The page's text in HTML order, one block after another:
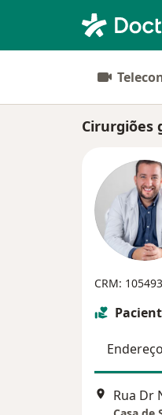
Cirurgiões
CRM:
Endereço
Rua Dr